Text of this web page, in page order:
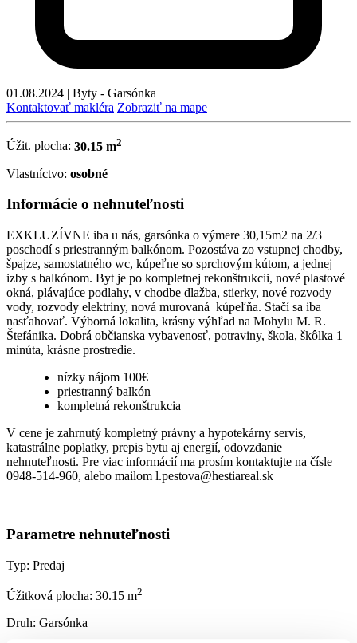
01.08.2024 | Byty - Garsónka
Kontaktovať makléra Zobraziť na mape
Úžit. plocha: 30.15 m2
Vlastníctvo: osobné
Informácie o nehnuteľnosti
EXKLUZÍVNE iba u nás, garsónka o výmere 30,15m2 na 2/3
poschodí s priestranným balkónom. Pozostáva zo vstupnej chodby,
špajze, samostatného wc, kúpeľne so sprchovým kútom, a jednej
izby s balkónom. Byt je po kompletnej rekonštrukcii, nové plastové
okná, plávajúce podlahy, v chodbe dlažba, stierky, nové rozvody
vody, rozvody elektriny, nová murovaná kúpeľňa. Stačí sa iba
nasťahovať. Výborná lokalita, krásny výhľad na Mohylu M. R.
Štefánika. Dobrá občianska vybavenosť, potraviny, škola, škôlka 1
minúta, krásne prostredie.
nízky nájom 100€
priestranný balkón
kompletná rekonštrukcia
V cene je zahrnutý kompletný právny a hypotekárny servis,
katastrálne poplatky, prepis bytu aj energií, odovzdanie
nehnuteľnosti. Pre viac informácií ma prosím kontaktujte na čísle
0948-514-960, alebo mailom l.pestova@hestiareal.sk
Parametre nehnuteľnosti
Typ: Predaj
Úžitková plocha: 30.15 m2
Druh: Garsónka